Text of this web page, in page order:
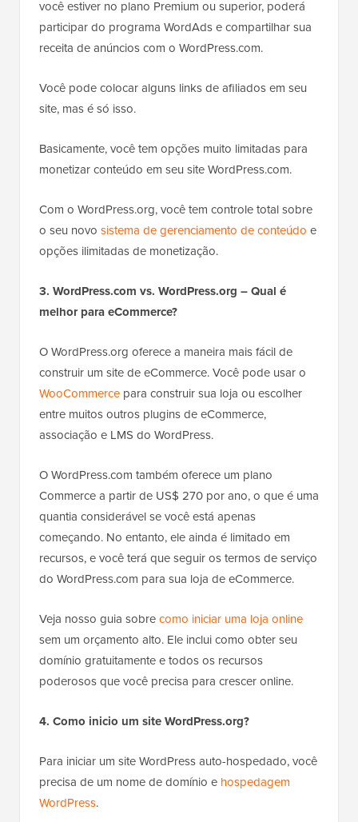
você estiver no plano Premium ou superior, poderá
participar do programa WordAds e compartilhar sua
receita de anúncios com o WordPress.com.
Você pode colocar alguns links de afiliados em seu
site, mas é só isso.
Basicamente, você tem opções muito limitadas para
monetizar conteúdo em seu site WordPress.com.
Com o WordPress.org, você tem controle total sobre
o seu novo sistema de gerenciamento de conteúdo e
opções ilimitadas de monetização.
3. WordPress.com vs. WordPress.org – Qual é
melhor para eCommerce?
O WordPress.org oferece a maneira mais fácil de
construir um site de eCommerce. Você pode usar o
WooCommerce para construir sua loja ou escolher
entre muitos outros plugins de eCommerce,
associação e LMS do WordPress.
O WordPress.com também oferece um plano
Commerce a partir de US$ 270 por ano, o que é uma
quantia considerável se você está apenas
começando. No entanto, ele ainda é limitado em
recursos, e você terá que seguir os termos de serviço
do WordPress.com para sua loja de eCommerce.
Veja nosso guia sobrecomo iniciar uma loja online
sem um orçamento alto. Ele inclui como obter seu
domínio gratuitamente e todos os recursos
poderosos que você precisa para crescer online.
4. Como inicio um site WordPress.org?
Para iniciar um site WordPress auto-hospedado, você
precisa de um nome de domínio e hospedagem
WordPress.